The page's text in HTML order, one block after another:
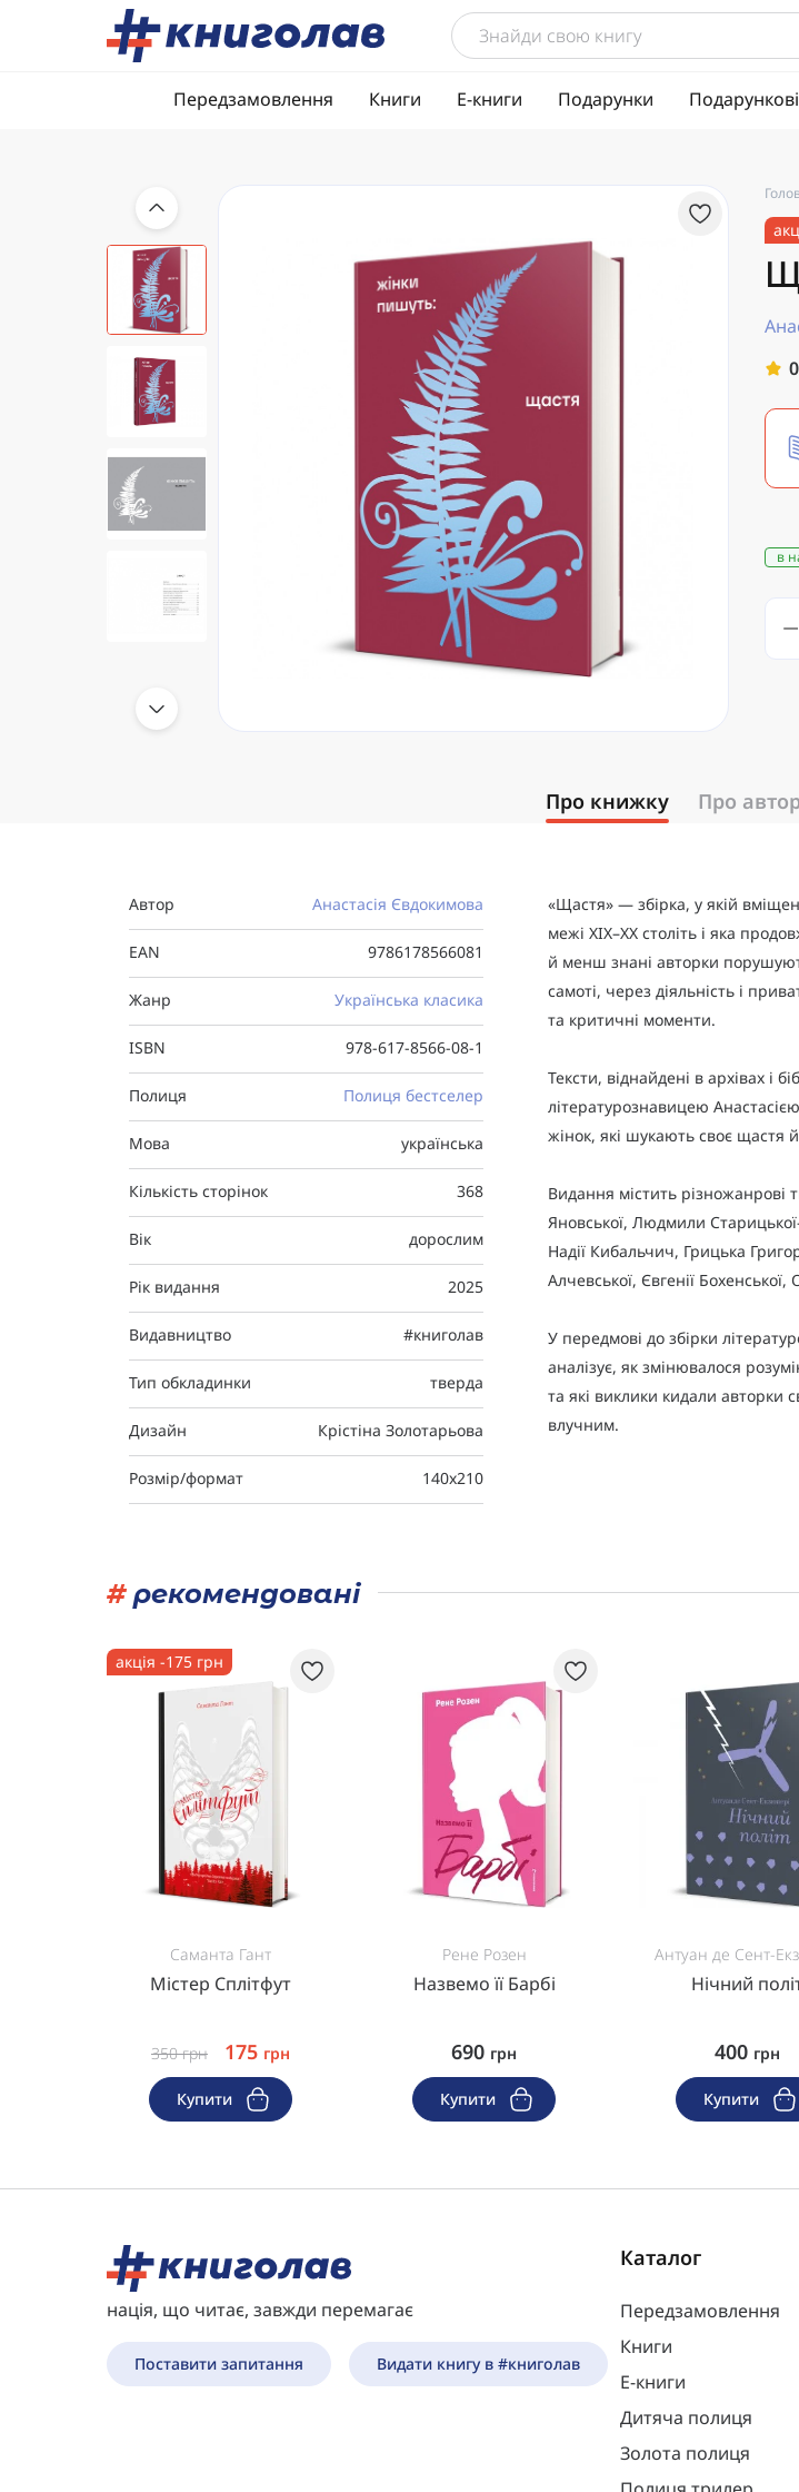
Передзамовлення Книги Е-книги Подарунки
в
Про книжку Про
Автор Анастасія Євдокимова
EAN 9786178566081
Жанр Українська класика
ISBN 978-617-8566-08-1
Полиця Полиця бестселер
Мова українська
Кількість сторінок 368
Вік дорослим
Рік видання 2025
Видавництво #книголав
Тип обкладинки тверда
Дизайн Крістіна Золотарьова
Розмір/формат 140х210
«Щастя» — збірка, у якій
межі ХІХ–ХХ століть і яка
й менш знані авторки
самоті, через діяльність і
та критичні моменти.
Тексти, віднайдені в архівах і
літературознавицею
жінок, які шукають своє щастя
Видання містить різножанрові
Яновської, Людмили
Надії Кибальчич, Грицька
Алчевської, Євгенії
У передмові до збірки
аналізує, як змінювалося
та які виклики кидали
влучним.
#рекомендовані
акція -175 грн
Саманта Гант
Містер Сплітфут
350грн 175 грн
Купити
Рене Розен
Назвемо її Барбі
690 грн
Купити
Антуан де Сент-
Нічний
400 грн
Купити
нація, що читає, завжди перемагає
Поставити запитання Видати книгу в #книголав
Каталог
Передзамовлення
Книги
Е-книги
Дитяча полиця
Золота полиця